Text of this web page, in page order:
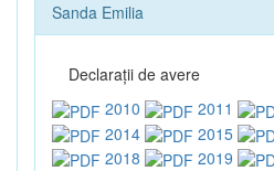
Sanda Emilia
Declaraţii de avere
2010
2011
2014
2015
2018
2019